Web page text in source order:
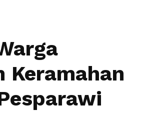
Keramahan